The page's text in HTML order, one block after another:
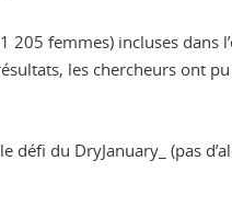
femmes) incluses
les chercheurs ont
du DryJanuary_ (pas